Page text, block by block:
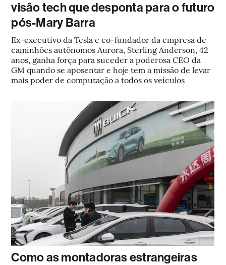
visão tech que desponta para o futuro
pós-Mary Barra
Ex-executivo da Tesla e co-fundador da empresa de
caminhões autônomos Aurora, Sterling Anderson, 42
anos, ganha força para suceder a poderosa CEO da
GM quando se aposentar e hoje tem a missão de levar
mais poder de computação a todos os veículos
Como as montadoras estrangeiras